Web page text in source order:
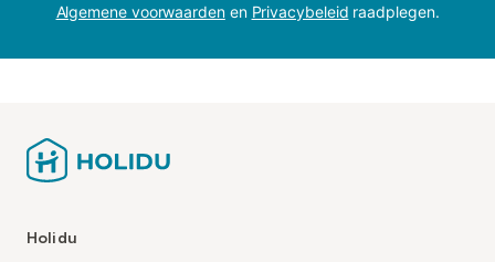
Algemene voorwaardenen Privacybeleid raadplegen.
Holidu